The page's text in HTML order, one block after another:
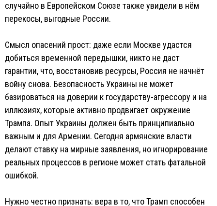
случайно в Европейском Союзе также увидели в нём
перекосы, выгодные России.
Смысл опасений прост: даже если Москве удастся
добиться временной передышки, никто не даст
гарантии, что, восстановив ресурсы, Россия не начнёт
войну снова. Безопасность Украины не может
базироваться на доверии к государству-агрессору и на
иллюзиях, которые активно продвигает окружение
Трампа. Опыт Украины должен быть принципиально
важным и для Армении. Сегодня армянские власти
делают ставку на мирные заявления, но игнорирование
реальных процессов в регионе может стать фатальной
ошибкой.
Нужно честно признать: вера в то, что Трамп способен